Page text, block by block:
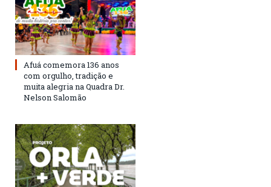
Afuá comemora 136 anos
com orgulho, tradição e
muita alegria na Quadra Dr.
Nelson Salomão